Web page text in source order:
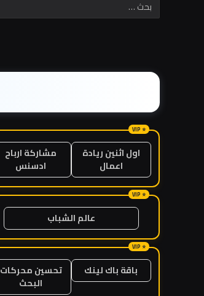
اول اثنين ريادة
اعمال
مشاركة ارباح
ادسنس
عالم الشباب
باقة باك لينك
تحسين محركات
البحث